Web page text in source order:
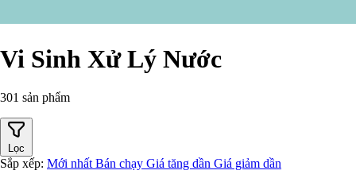
Vi Sinh Xử Lý Nước
301 sản phẩm
Lọc
Sắp xếp: Mới nhất Bán chạy Giá tăng dần Giá giảm dần